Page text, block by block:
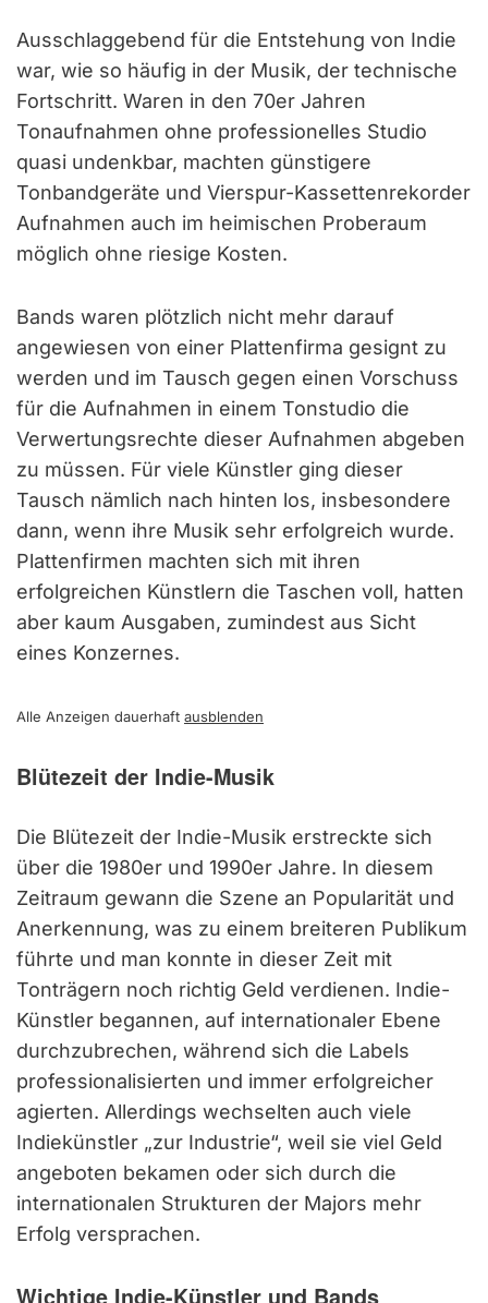
Ausschlaggebend für die Entstehung von Indie
war, wie so häufig in der Musik, der technische
Fortschritt. Waren in den 70er Jahren
Tonaufnahmen ohne professionelles Studio
quasi undenkbar, machten günstigere
Tonbandgeräte und Vierspur-Kassettenrekorder
Aufnahmen auch im heimischen Proberaum
möglich ohne riesige Kosten.
Bands waren plötzlich nicht mehr darauf
angewiesen von einer Plattenfirma gesignt zu
werden und im Tausch gegen einen Vorschuss
für die Aufnahmen in einem Tonstudio die
Verwertungsrechte dieser Aufnahmen abgeben
zu müssen. Für viele Künstler ging dieser
Tausch nämlich nach hinten los, insbesondere
dann, wenn ihre Musik sehr erfolgreich wurde.
Plattenfirmen machten sich mit ihren
erfolgreichen Künstlern die Taschen voll, hatten
aber kaum Ausgaben, zumindest aus Sicht
eines Konzernes.
Alle Anzeigen dauerhaft ausblenden
Blütezeit der Indie-Musik
Die Blütezeit der Indie-Musik erstreckte sich
über die 1980er und 1990er Jahre. In diesem
Zeitraum gewann die Szene an Popularität und
Anerkennung, was zu einem breiteren Publikum
führte und man konnte in dieser Zeit mit
Tonträgern noch richtig Geld verdienen. Indie-
Künstler begannen, auf internationaler Ebene
durchzubrechen, während sich die Labels
professionalisierten und immer erfolgreicher
agierten. Allerdings wechselten auch viele
Indiekünstler „zur Industrie“, weil sie viel Geld
angeboten bekamen oder sich durch die
internationalen Strukturen der Majors mehr
Erfolg versprachen.
Wichtige Indie-Künstler und Bands